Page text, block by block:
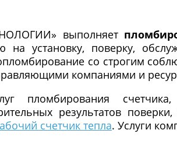
выполняет
на установку, поверку,
со строгим
компаниями и
пломбирования
результатов
счетчик тепла. Услуги